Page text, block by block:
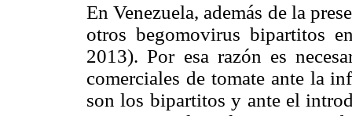
En Venezuela, además de la
otros begomovirus bipartitos
2013). Por esa razón es
comerciales de tomate ante la
son los bipartitos y ante el